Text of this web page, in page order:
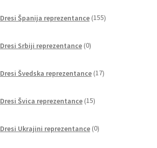
Dresi Španija reprezentance 155izdelkov
Dresi Srbiji reprezentance 0izdelkov
Dresi Švedska reprezentance 17izdelkov
Dresi Švica reprezentance 15izdelkov
Dresi Ukrajini reprezentance 0izdelkov